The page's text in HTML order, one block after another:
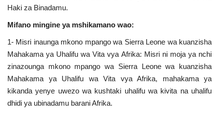
Haki za Binadamu.
Mifano mingine ya mshikamano wao:
1- Misri inaunga mkono mpango wa Sierra Leone wa kuanzisha
Mahakama ya Uhalifu wa Vita vya Afrika: Misri ni moja ya nchi
zinazounga mkono mpango wa Sierra Leone wa kuanzisha
Mahakama ya Uhalifu wa Vita vya Afrika, mahakama ya
kikanda yenye uwezo wa kushtaki uhalifu wa kivita na uhalifu
dhidi ya ubinadamu barani Afrika.